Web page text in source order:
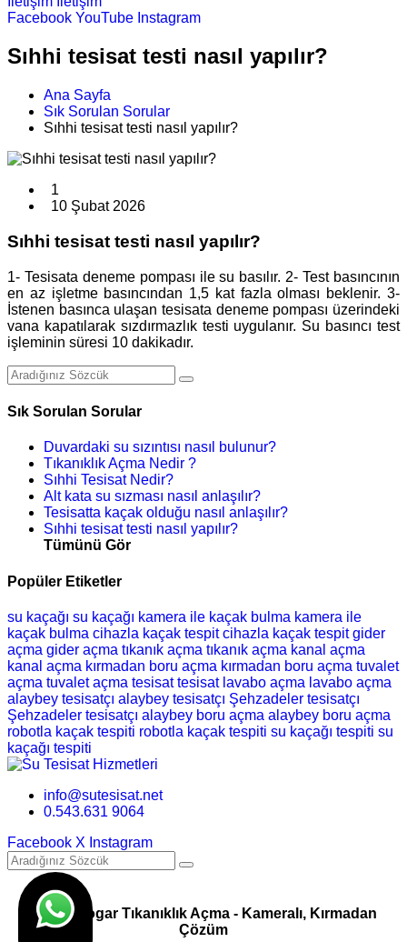
Facebook YouTube Instagram
Sıhhi tesisat testi nasıl yapılır?
Ana Sayfa
Sık Sorulan Sorular
Sıhhi tesisat testi nasıl yapılır?
1
10 Şubat 2026
Sıhhi tesisat testi nasıl yapılır?
1- Tesisata deneme pompası ile su basılır. 2- Test basıncının
en az işletme basıncından 1,5 kat fazla olması beklenir. 3-
İstenen basınca ulaşan tesisata deneme pompası üzerindeki
vana kapatılarak sızdırmazlık testi uygulanır. Su basıncı test
işleminin süresi 10 dakikadır.
Sık Sorulan Sorular
Duvardaki su sızıntısı nasıl bulunur?
Tıkanıklık Açma Nedir ?
Sıhhi Tesisat Nedir?
Alt kata su sızması nasıl anlaşılır?
Tesisatta kaçak olduğu nasıl anlaşılır?
Sıhhi tesisat testi nasıl yapılır?
Tümünü Gör
Popüler Etiketler
su kaçağı su kaçağı kamera ile kaçak bulma kamera ile
kaçak bulma cihazla kaçak tespit cihazla kaçak tespit gider
açma gider açma tıkanık açma tıkanık açma kanal açma
kanal açma kırmadan boru açma kırmadan boru açma tuvalet
açma tuvalet açma tesisat tesisat lavabo açma lavabo açma
alaybey tesisatçı alaybey tesisatçı Şehzadeler tesisatçı
Şehzadeler tesisatçı alaybey boru açma alaybey boru açma
robotla kaçak tespiti robotla kaçak tespiti su kaçağı tespiti su
kaçağı tespiti
info@sutesisat.net
0.543.631 9064
Facebook X Instagram
Pimaş Logar Tıkanıklık Açma - Kameralı, Kırmadan
Çözüm